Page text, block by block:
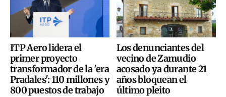
ITP Aero lidera el
primer proyecto
transformador de la 'era
Pradales': 110 millones y
800 puestos de trabajo
Los denunciantes del
vecino de Zamudio
acosado ya durante 21
años bloquean el
último pleito